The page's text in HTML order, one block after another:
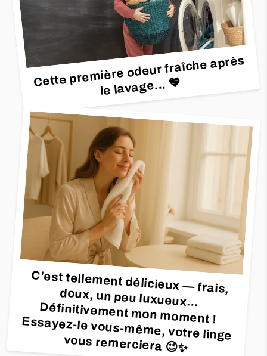
Cette première odeur fraîche après
le lavage...
💙
C'est tellement délicieux — frais,
doux, un peu luxueux…
Définitivement mon moment !
Essayez-le vous-même, votre linge
vous remerciera 😉✨